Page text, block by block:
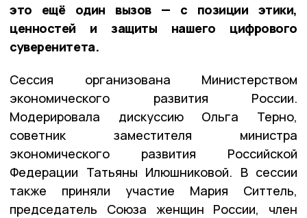
это ещё один вызов — с позиции этики,
ценностей и защиты нашего цифрового
суверенитета.
Сессия организована Министерством
экономического развития России.
Модерировала дискуссию Ольга Терно,
советник заместителя министра
экономического развития Российской
Федерации Татьяны Илюшниковой. В сессии
также приняли участие Мария Ситтель,
председатель Союза женщин России, член